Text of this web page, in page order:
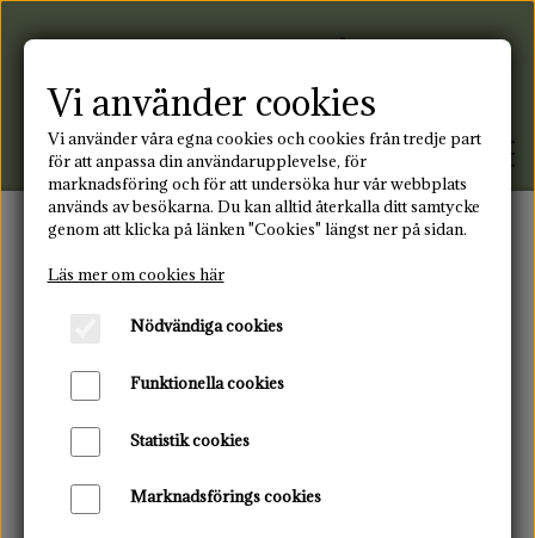
FRAMSIDA
PRODUKTER
MENSTRUATIONSDISK
KONTAKT
Framsida Tygbindning
Vi använder cookies
Vi använder våra egna cookies och cookies från tredje part
för att anpassa din användarupplevelse, för
marknadsföring och för att undersöka hur vår webbplats
används av besökarna. Du kan alltid återkalla ditt samtycke
genom att klicka på länken "Cookies" längst ner på sidan.
Läs mer om cookies här
Nödvändiga cookies
Funktionella cookies
Statistik cookies
Marknadsförings cookies